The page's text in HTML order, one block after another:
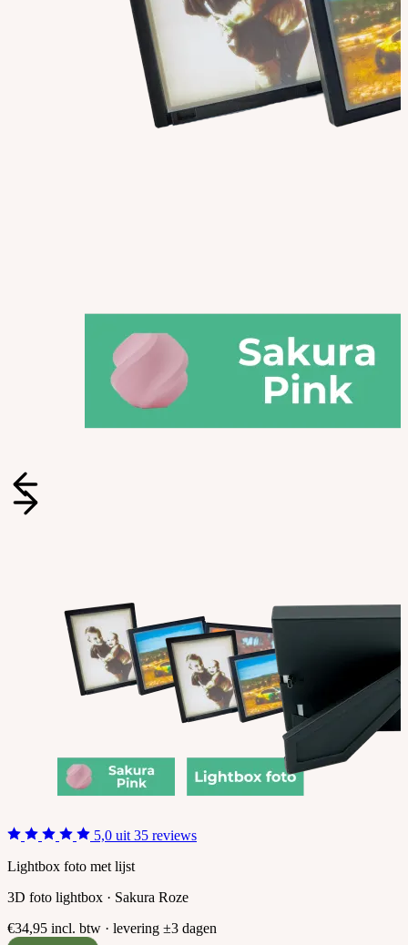
5,0 uit 35 reviews
Lightbox foto met lijst
3D foto lightbox · Sakura Roze
€34,95 incl. btw · levering ±3 dagen